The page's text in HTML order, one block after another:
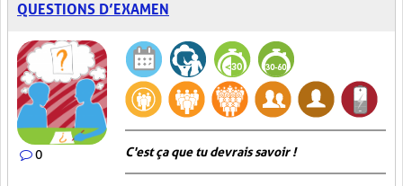
QUESTIONS D’EXAMEN
0 C'est ça que tu devrais savoir !